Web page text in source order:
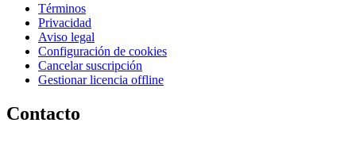
Términos
Privacidad
Aviso legal
Configuración de cookies
Cancelar suscripción
Gestionar licencia offline
Contacto